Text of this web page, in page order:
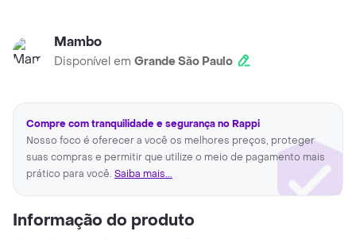
Mambo
Disponível em Grande São Paulo
Compre com tranquilidade e segurança no Rappi
Nosso foco é oferecer a você os melhores preços, proteger
suas compras e permitir que utilize o meio de pagamento mais
prático para você. Saiba mais...
Informação do produto